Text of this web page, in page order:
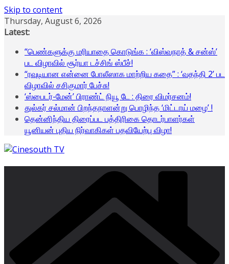
Skip to content
Thursday, August 6, 2026
Latest:
“பெண்களுக்கு மரியாதை கொடுங்க : ‘விஸ்வநாத் & சன்ஸ்’
பட விழாவில் சூர்யா டச்சிங் ஸ்பீச்!
“ரவுடியான என்னை போலீஸாக மாற்றிய கதை” : ‘வதந்தி 2’ பட
விழாவில் சசிகுமார் பேச்சு!
‘ஸ்பைடர்-மேன்’ பிராண்ட் நியூ டே : திரை விமர்சனம்!
துல்கர் சல்மான் பிறந்தநாளன்று பொழிந்த ‘மிட்டாய் மழை’ !
தென்னிந்திய திரைப்பட பத்திரிகை தொடர்பாளர்கள்
யூனியன் புதிய நிர்வாகிகள் பதவியேற்பு விழா!